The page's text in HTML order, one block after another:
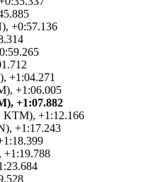
+0:57.136
+1:04.271
+1:06.005
+1:07.882
KTM), +1:12.166
+1:17.243
+1:19.788